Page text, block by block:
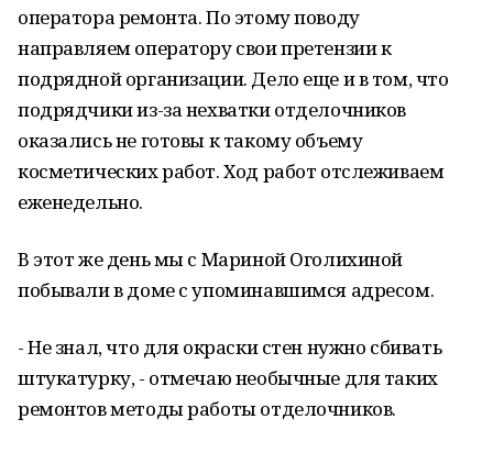
оператора ремонта. По этому поводу
направляем оператору свои претензии к
подрядной организации. Дело еще и в том, что
подрядчики из-за нехватки отделочников
оказались не готовы к такому объему
косметических работ. Ход работ отслеживаем
еженедельно.
В этот же день мы с Мариной Оголихиной
побывали в доме с упоминавшимся адресом.
- Не знал, что для окраски стен нужно сбивать
штукатурку, - отмечаю необычные для таких
ремонтов методы работы отделочников.